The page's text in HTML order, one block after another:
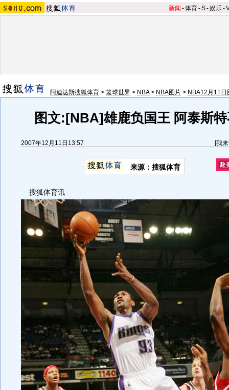
新闻 -体育-S-娱乐-
阿迪达斯搜狐体育 > 篮球世界 > NBA> NBA图片 > NBA12月11日
图文:[NBA]雄鹿负国王 阿泰斯
2007年12月11日13:57 [我
来源：搜狐体育
搜狐体育讯